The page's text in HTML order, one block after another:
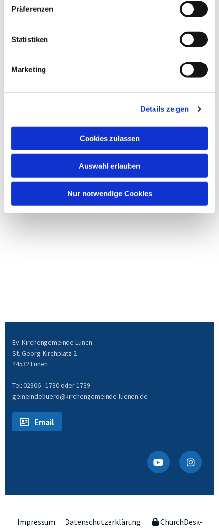
Präferenzen
Statistiken
Marketing
Details zeigen
Cookies zulassen
Auswahl erlauben
Nur notwendige Cookies
Ev. Kirchengemeinde Lünen
St.-Georg-Kirchplatz 2
44532 Lünen
Tel: 02306 - 1730 oder 1739
gemeindebuero@kirchengemeinde-luenen.de
Email
Impressum Datenschutzerklärung
ChurchDesk-